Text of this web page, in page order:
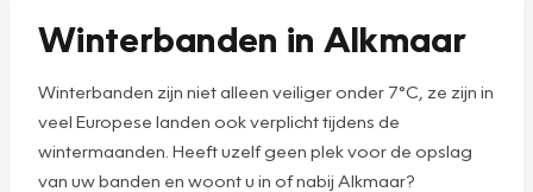
Winterbanden in Alkmaar
Winterbanden zijn niet alleen veiliger onder 7°C, ze zijn in
veel Europese landen ook verplicht tijdens de
wintermaanden. Heeft uzelf geen plek voor de opslag
van uw banden en woont u in of nabij Alkmaar?